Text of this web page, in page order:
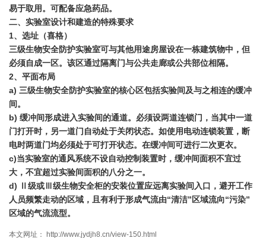
易于取用。可配备应急药品。
二、实验室设计和建造的特殊要求
1、选址（喜格）
三级生物安全防护实验室可与其他用途房屋设在一栋建筑物中，但
必须自成一区。该区通过隔离门与公共走廊或公共部位相隔。
2、平面布局
a) 三级生物安全防护实验室的核心区包括实验间及与之相连的缓冲
间。
b) 缓冲间形成进入实验间的通道。必须设两道连锁门，当其中一道
门打开时，另一道门自动处于关闭状态。如使用电动连锁装置，断
电时两道门均必须处于可打开状态。在缓冲间可进行二次更衣。
c)当实验室的通风系统不设自动控制装置时，缓冲间面积不宜过
大，不宜超过实验间面积的八分之一。
d) Ⅱ级或Ⅲ级生物安全柜的安装位置应远离实验间入口，避开工作
人员频繁走动的区域，且有利于形成气流由“清洁”区域流向“污染”
区域的气流流型。
本文网址： http://www.jydjh8.cn/view-150.html